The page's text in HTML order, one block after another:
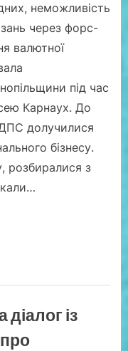
неможливість
через форс-
валютної
під час
Карнаух. До
ДПС долучилися
бізнесу.
розбиралися з
із